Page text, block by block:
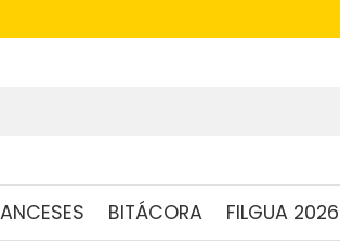
BITÁCORA FILGUA 2026